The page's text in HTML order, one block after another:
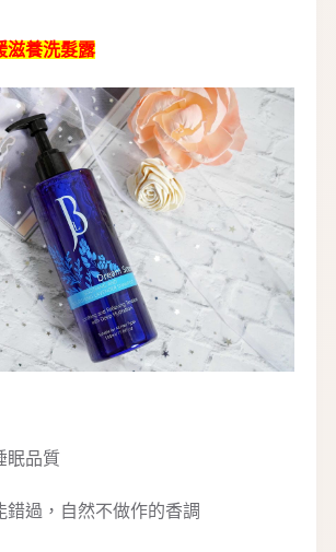
滋養洗髮露
眠品質
錯過，自然不做作的香調